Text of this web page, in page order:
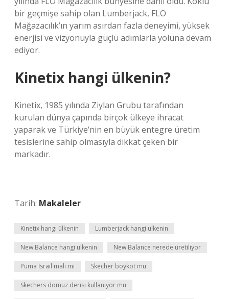
bir geçmişe sahip olan Lumberjack, FLO
Mağazacılık’ın yarım asırdan fazla deneyimi, yüksek
enerjisi ve vizyonuyla güçlü adımlarla yoluna devam
ediyor.
Kinetix hangi ülkenin?
Kinetix, 1985 yılında Ziylan Grubu tarafından
kurulan dünya çapında birçok ülkeye ihracat
yaparak ve Türkiye’nin en büyük entegre üretim
tesislerine sahip olmasıyla dikkat çeken bir
markadır.
Tarih: Makaleler
Kinetix hangi ülkenin Lumberjack hangi ülkenin
New Balance hangi ülkenin New Balance nerede üretiliyor
Puma İsrail malı mı Skecher boykot mu
Skechers domuz derisi kullanıyor mu